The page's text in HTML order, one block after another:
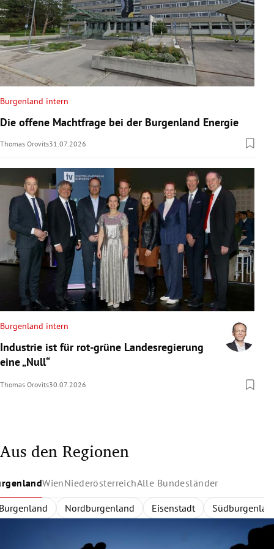
Burgenland intern
Die offene Machtfrage bei der Burgenland Energie
Thomas Orovits31.07.2026
Burgenland intern
Industrie ist für rot-grüne Landesregierung
eine „Null“
Thomas Orovits30.07.2026
Aus den Regionen
WienNiederösterreichAlle Bundesländer
Nordburgenland Eisenstadt
Innerhalb des Gürtels Außerhalb des Gürtels
Rund um Wien Zentralregion
Bundesländer Wien Niederösterreich Burgenland